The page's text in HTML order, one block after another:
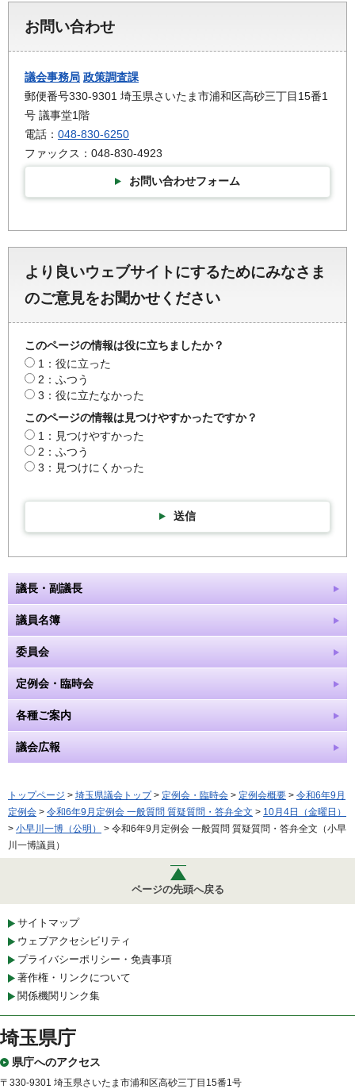
お問い合わせ
議会事務局 政策調査課
郵便番号330-9301 埼玉県さいたま市浦和区高砂三丁目15番1
号 議事堂1階
電話： 048-830-6250
ファックス：048-830-4923
お問い合わせフォーム
より良いウェブサイトにするためにみなさま
のご意見をお聞かせください
このページの情報は役に立ちましたか？
1：役に立った
2：ふつう
3：役に立たなかった
このページの情報は見つけやすかったですか？
1：見つけやすかった
2：ふつう
3：見つけにくかった
送信
議長・副議長
議員名簿
委員会
定例会・臨時会
各種ご案内
議会広報
トップページ > 埼玉県議会トップ> 定例会・臨時会 > 定例会概要 > 令和6年9月
定例会 > 令和6年9月定例会 一般質問 質疑質問・答弁全文 > 10月4日（金曜日）
> 小早川一博（公明）
> 令和6年9月定例会 一般質問 質疑質問・答弁全文（小早
川一博議員）
ページの先頭へ戻る
サイトマップ
ウェブアクセシビリティ
プライバシーポリシー・免責事項
著作権・リンクについて
関係機関リンク集
埼玉県庁
県庁へのアクセス
〒330-9301 埼玉県さいたま市浦和区高砂三丁目15番1号